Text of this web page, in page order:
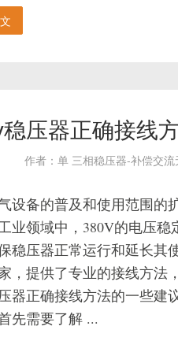
压器正确接线
作者：单 三相稳压器-补偿交
设备的普及和使用范围的
业领域中，380V的电压
稳压器正常运行和延长其
，提供了专业的接线方法
器正确接线方法的一些建
先需要了解 ...